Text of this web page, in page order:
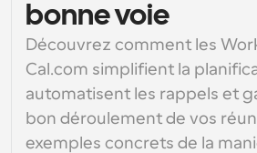
bonne voie
Découvrez comment les
Cal.com simplifient la
automatisent les rappels et
bon déroulement de vos
exemples concrets de la